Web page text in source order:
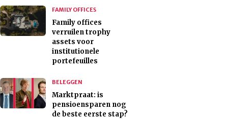
FAMILY OFFICES
Family offices
verruilen trophy
assets voor
institutionele
portefeuilles
BELEGGEN
Marktpraat: is
pensioensparen nog
de beste eerste stap?